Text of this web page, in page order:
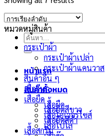
ค้นหา:
หน้าแรก
สินค้าทั้งหมด
เสื้อยืด
เสื้อโอเวอร์ไซส์
เสื้อโปโล
หมวดหมู่สินค้า
กระเป๋าผ้า
กระเป๋าผ้าเปล่า
กระเป๋าผ้าแคนวาส
สินค้าอื่น ๆ
เสื้อกีฬา
เสื้อยืด
เสื้อยืดสีขาว
เสื้อยืดสีดำ
เสื้อสกรีน